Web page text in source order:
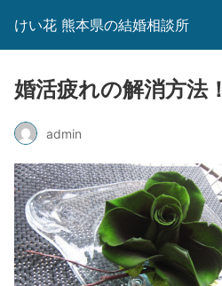
けい花 熊本県の結婚相談所
婚活疲れの解消方法！
admin